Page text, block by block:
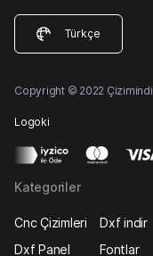
Türkçe
Copyright © 2022
Logoki
Kategoriler
Cnc Çizimleri
Dxf indir
Dxf Panel
Fontlar